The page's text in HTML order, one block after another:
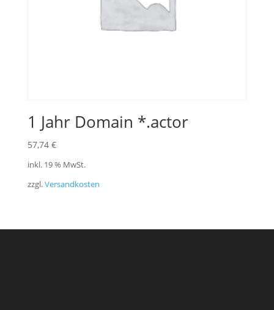
1 Jahr Domain *.actor
57,74 €
inkl. 19 % MwSt.
zzgl.Versandkosten